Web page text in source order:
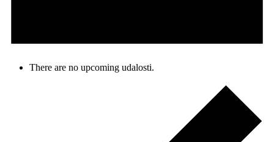
There are no upcoming udalosti.